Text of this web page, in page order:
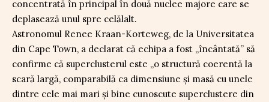
concentrată în principal în două nuclee majore care se
deplasează unul spre celălalt.
Astronomul Renee Kraan-Korteweg, de la Universitatea
din Cape Town, a declarat că echipa a fost „încântată” să
confirme că superclusterul este „o structură coerentă la
scară largă, comparabilă ca dimensiune și masă cu unele
dintre cele mai mari și bine cunoscute superclustere din